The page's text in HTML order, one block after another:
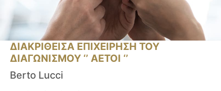
ΔΙΑΚΡΙΘΕΙΣΑ ΕΠΙΧΕΙΡΗΣΗ ΤΟΥ
ΔΙΑΓΩΝΙΣΜΟΥ ‘’ ΑΕΤΟΙ ‘’
Berto Lucci